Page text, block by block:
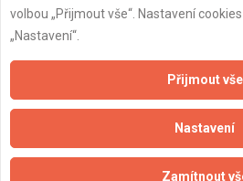
Naše firmy a
Zpracování a ochrana
Zásady pro používání
volbou „Přijmout vše“. Nastavení
„Nastavení“.
Přijmout vše
Nastavení
Zamítnout